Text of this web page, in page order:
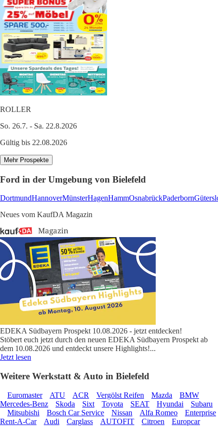
ROLLER
So. 26.7. - Sa. 22.8.2026
Gültig bis 22.08.2026
Mehr Prospekte
Ford in der Umgebung von Bielefeld
DortmundHannoverMünsterHagenHammOsnabrückPaderborn
Neues vom KaufDA Magazin
EDEKA Südbayern Prospekt 10.08.2026 - jetzt entdecken!
Stöbert euch jetzt durch den neuen EDEKA Südbayern Prospekt ab
dem 10.08.2026 und entdeckt unsere Highlights!...
Jetzt lesen
Weitere Werkstatt & Auto in Bielefeld
Euromaster ATU ACR Vergölst Reifen Mazda
BMW
Mercedes-Benz
Skoda Sixt Toyota SEAT Hyundai
Subaru
Mitsubishi
Bosch Car Service Nissan Alfa Romeo
Enterprise
Rent-A-Car
Audi Carglass AUTOFIT Citroen
Europcar